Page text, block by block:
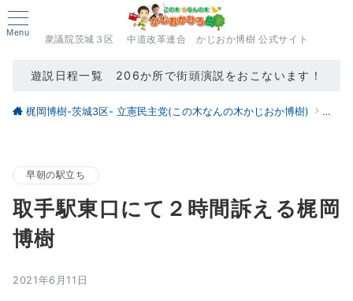
Menu
衆議院茨城３区 中道改革連合 かじおか博樹 公式サイト
遊説日程一覧 206か所で街頭演説をおこないます！
梶岡博樹-茨城3区- 立憲民主党(この木なんの木かじおか博樹) ブロ
早朝の駅立ち
取手駅東口にて２時間訴える梶岡
博樹
2021年6月11日